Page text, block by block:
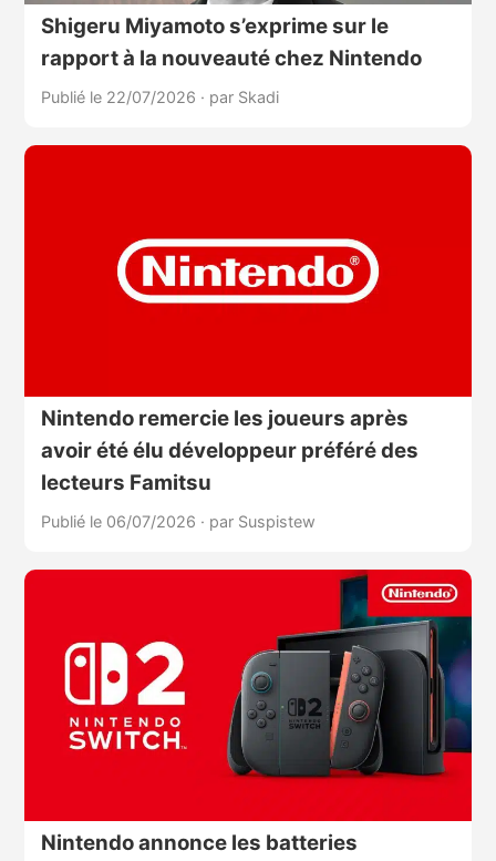
Shigeru Miyamoto s’exprime sur le
rapport à la nouveauté chez Nintendo
Publié le 22/07/2026 · par Skadi
Nintendo remercie les joueurs après
avoir été élu développeur préféré des
lecteurs Famitsu
Publié le 06/07/2026 · par Suspistew
Nintendo annonce les batteries